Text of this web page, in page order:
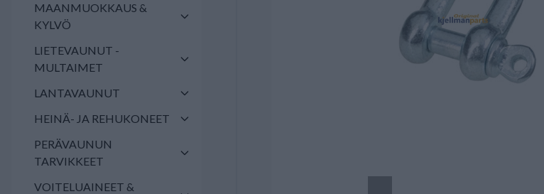
MAANMUOKKAUS &
KYLVÖ
LIETEVAUNUT -
MULTAIMET
LANTAVAUNUT
HEINÄ- JA REHUKONEET
PERÄVAUNUN
TARVIKKEET
VOITELUAINEET &